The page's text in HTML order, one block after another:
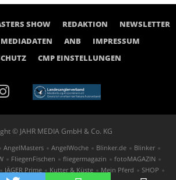
SHOW REDAKTION
NEWSLETTER
MEDIADATEN ANB
IMPRESSUM
CMP EINSTELLUNGEN
© JAHR MEDIA GmbH & Co. KG
AngelMasters AngelWoche Blinker.de
Blinker
FliegenFischen fliegermagazin
fotoMAGAZIN
JÄGER Prime Kutter & Küste Mein Pferd
SHOP